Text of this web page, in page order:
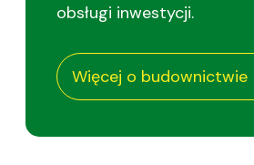
obsługi inwestycji.
Więcej o budownictwie